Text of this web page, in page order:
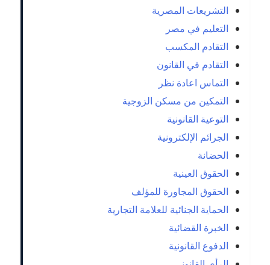
التشريعات المصرية
التعليم في مصر
التقادم المكسب
التقادم في القانون
التماس اعادة نظر
التمكين من مسكن الزوجية
التوعية القانونية
الجرائم الإلكترونية
الحضانة
الحقوق العينية
الحقوق المجاورة للمؤلف
الحماية الجنائية للعلامة التجارية
الخبرة القضائية
الدفوع القانونية